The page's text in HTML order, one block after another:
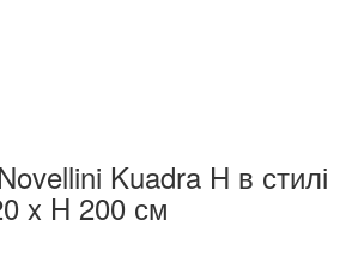
Kuadra H в стилі
x H 200 см